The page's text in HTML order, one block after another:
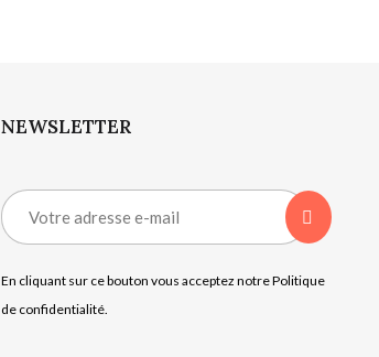
NEWSLETTER
En cliquant sur ce bouton vous acceptez notre Politique
de confidentialité.